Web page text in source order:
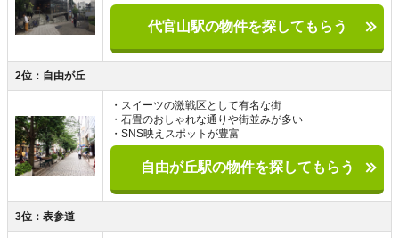
代官山駅の物件を探してもらう
2位：自由が丘
・スイーツの激戦区として有名な街
・石畳のおしゃれな通りや街並みが多い
・SNS映えスポットが豊富
自由が丘駅の物件を探してもらう
3位：表参道